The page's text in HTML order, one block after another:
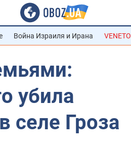
Война Израиля и Ирана VENETO
убила
селе Гроза